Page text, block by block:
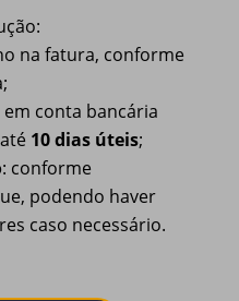
na fatura, conforme
em conta bancária
10 dias úteis;
: conforme
podendo haver
caso necessário.